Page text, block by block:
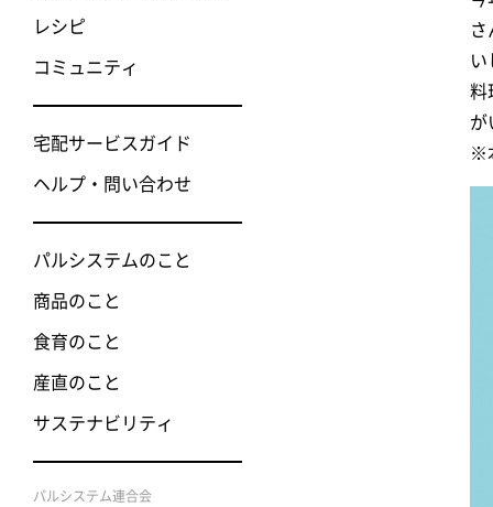
レシピ
コミュニティ
宅配サービスガイド
ヘルプ・問い合わせ
パルシステムのこと
商品のこと
食育のこと
産直のこと
サステナビリティ
パルシステム連合会
さ
い
料
が
※